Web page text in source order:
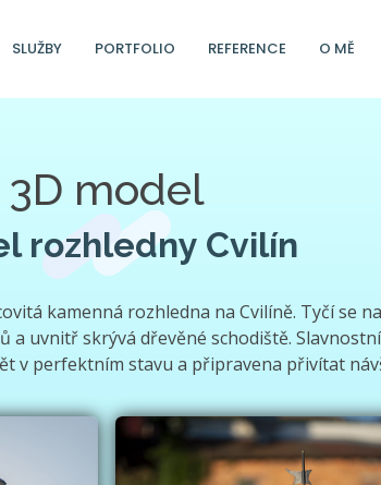
SLUŽBY PORTFOLIO REFERENCE O MĚ
3D model
rozhledny Cvilín
kamenná rozhledna na Cvilíně. Tyčí se
a uvnitř skrývá dřevěné schodiště.
v perfektním stavu a připravena přivítat